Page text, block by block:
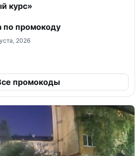
курс»
по промокоду
2026
промокоды